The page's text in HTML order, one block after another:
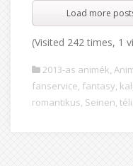
Load more
(Visited 242 times, 1
2013-as animék,
fanservice, fantasy,
romantikus, Seinen,